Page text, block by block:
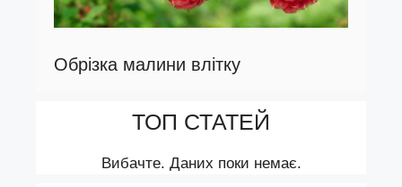
Обрізка малини влітку
ТОП СТАТЕЙ
Вибачте. Даних поки немає.